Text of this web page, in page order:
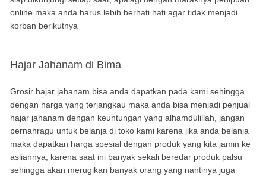
online maka anda harus lebih berhati hati agar tidak menjadi
korban berikutnya
Hajar Jahanam di Bima
Grosir hajar jahanam bisa anda dapatkan pada kami sehingga
dengan harga yang terjangkau maka anda bisa menjadi penjual
hajar jahanam dengan keuntungan yang alhamdulillah, jangan
pernahragu untuk belanja di toko kami karena jika anda belanja
maka dapatkan harga spesial dengan produk yang kita jamin ke
asliannya, karena saat ini banyak sekali beredar produk palsu
sehingga akan merugikan banyak orang yang nantinya juga